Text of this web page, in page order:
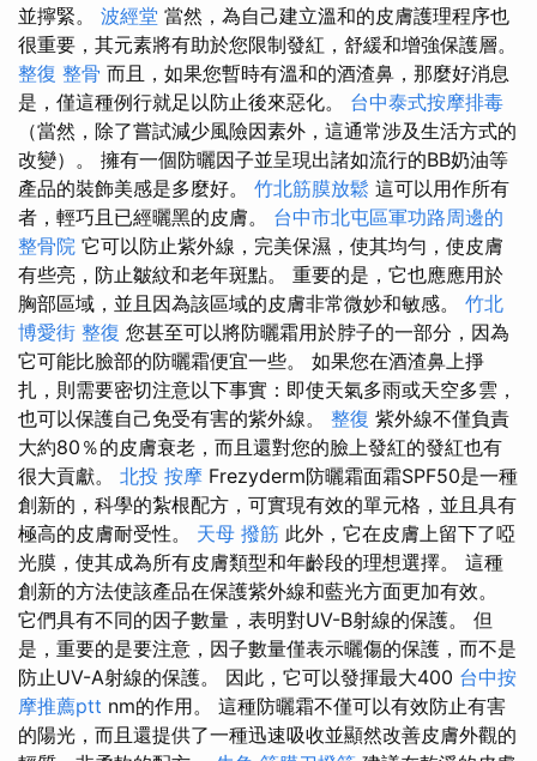
並擰緊。 波經堂 當然，為自己建立溫和的皮膚護理程序也
很重要，其元素將有助於您限制發紅，舒緩和增強保護層。
整復 整骨 而且，如果您暫時有溫和的酒渣鼻，那麼好消息
是，僅這種例行就足以防止後來惡化。 台中泰式按摩排毒
（當然，除了嘗試減少風險因素外，這通常涉及生活方式的
改變）。 擁有一個防曬因子並呈現出諸如流行的BB奶油等
產品的裝飾美感是多麼好。 竹北筋膜放鬆 這可以用作所有
者，輕巧且已經曬黑的皮膚。 台中市北屯區軍功路周邊的
整骨院 它可以防止紫外線，完美保濕，使其均勻，使皮膚
有些亮，防止皺紋和老年斑點。 重要的是，它也應應用於
胸部區域，並且因為該區域的皮膚非常微妙和敏感。 竹北
博愛街 整復 您甚至可以將防曬霜用於脖子的一部分，因為
它可能比臉部的防曬霜便宜一些。 如果您在酒渣鼻上掙
扎，則需要密切注意以下事實：即使天氣多雨或天空多雲，
也可以保護自己免受有害的紫外線。 整復 紫外線不僅負責
大約80％的皮膚衰老，而且還對您的臉上發紅的發紅也有
很大貢獻。 北投 按摩 Frezyderm防曬霜面霜SPF50是一種
創新的，科學的紮根配方，可實現有效的單元格，並且具有
極高的皮膚耐受性。 天母 撥筋 此外，它在皮膚上留下了啞
光膜，使其成為所有皮膚類型和年齡段的理想選擇。 這種
創新的方法使該產品在保護紫外線和藍光方面更加有效。
它們具有不同的因子數量，表明對UV-B射線的保護。 但
是，重要的是要注意，因子數量僅表示曬傷的保護，而不是
防止UV-A射線的保護。 因此，它可以發揮最大400 台中按
摩推薦ptt nm的作用。 這種防曬霜不僅可以有效防止有害
的陽光，而且還提供了一種迅速吸收並顯然改善皮膚外觀的